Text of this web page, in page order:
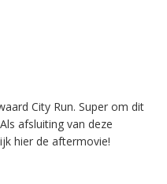
City Run. Super om dit
afsluiting van deze
hier de aftermovie!